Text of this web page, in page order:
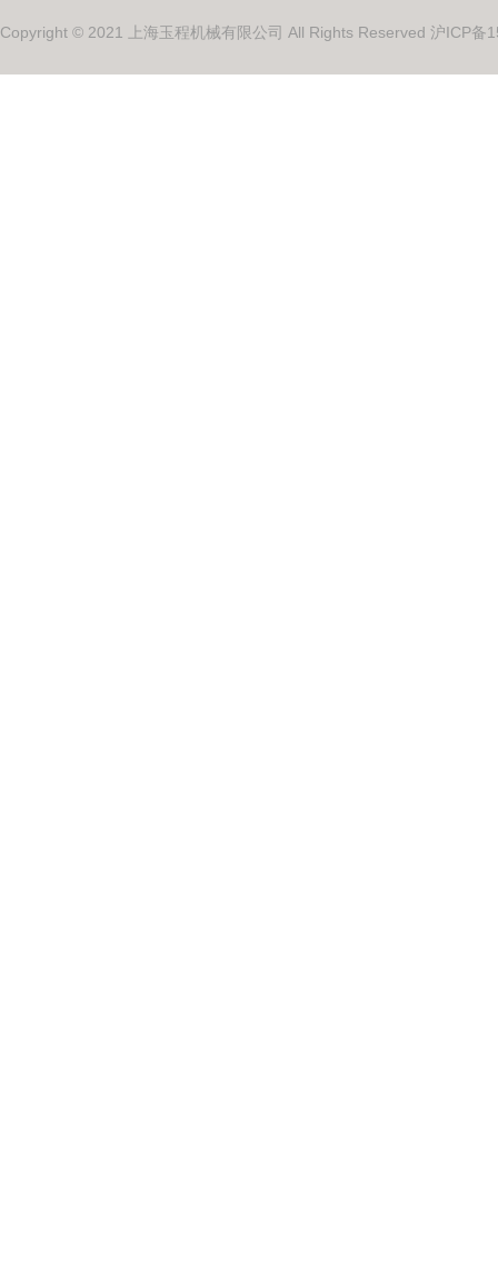
Copyright © 2021 上海玉程机械有限公司 All Rights Reserved 沪ICP备